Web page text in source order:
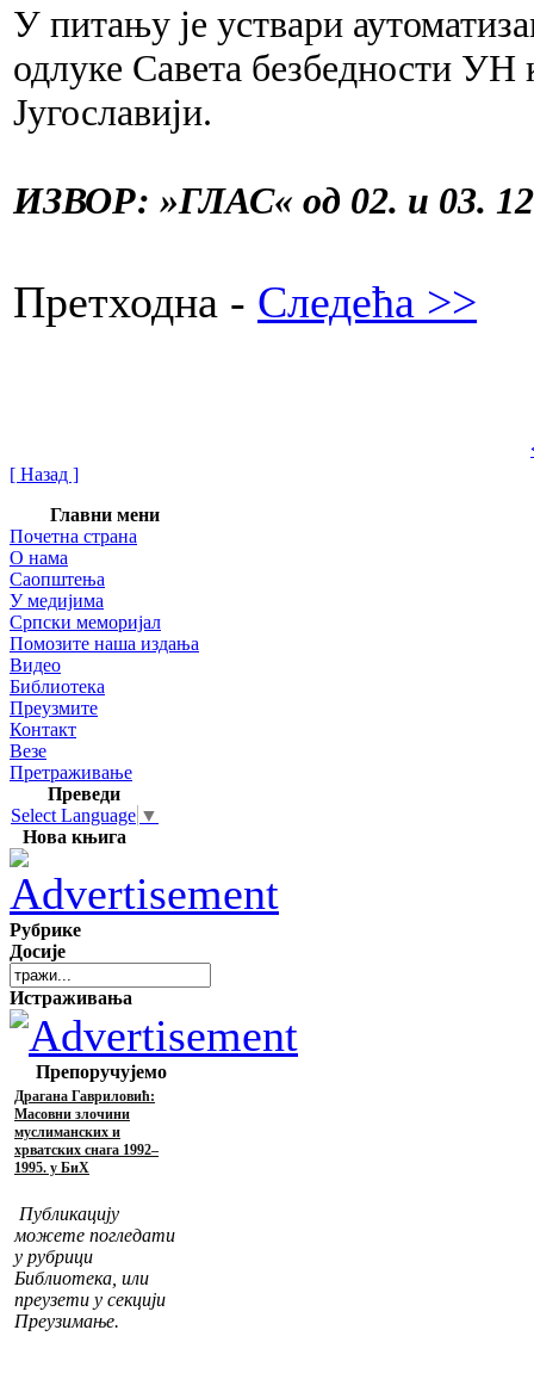
У питању је уствари
одлуке Савета безбедности УН
Југославији.
ИЗВОР: »ГЛАС« од 02. и 03.
Претходна - Следећа >>
[ Назад ]
Главни мени
Почетна страна
О нама
Саопштења
У медијима
Српски меморијал
Помозите наша издања
Видео
Библиотека
Преузмите
Контакт
Везе
Претраживање
Преведи
Select Language ▼
Нова књига
Рубрике
Досије
Истраживања
Препоручујемо
Драгана Гавриловић:
Масовни злочини
муслиманских и
хрватских снага 1992–
1995. у БиХ
Публикацију
можете погледати
у рубрици
Библиотека, или
преузети у секцији
Преузимање.